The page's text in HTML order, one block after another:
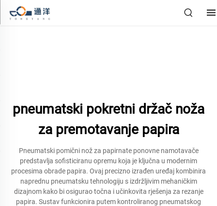
pneumatski pokretni držač noža
za premotavanje papira
Pneumatski pomični nož za papirnate ponovne namotavače
predstavlja sofisticiranu opremu koja je ključna u modernim
procesima obrade papira. Ovaj precizno izrađen uređaj kombinira
naprednu pneumatsku tehnologiju s izdržljivim mehaničkim
dizajnom kako bi osigurao točna i učinkovita rješenja za rezanje
papira. Sustav funkcionira putem kontroliranog pneumatskog